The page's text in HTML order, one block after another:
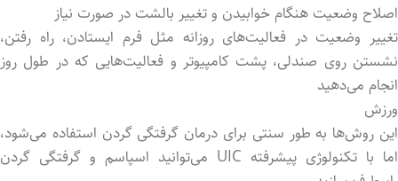
اصلاح وضعیت هنگام خوابیدن و تغییر بالشت در صورت نیاز
تغییر وضعیت در فعالیت‌های روزانه مثل فرم ایستادن، راه رفتن،
نشستن روی صندلی، پشت کامپیوتر و فعالیت‌هایی که در طول روز
انجام می‌دهید
ورزش
این روش‌ها به طور سنتی برای درمان گرفتگی گردن استفاده می‌شود،
اما با تکنولوژی پیشرفته UIC می‌توانید اسپاسم و گرفتگی گردن